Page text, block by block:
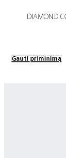
DIAMOND
Gauti priminimą